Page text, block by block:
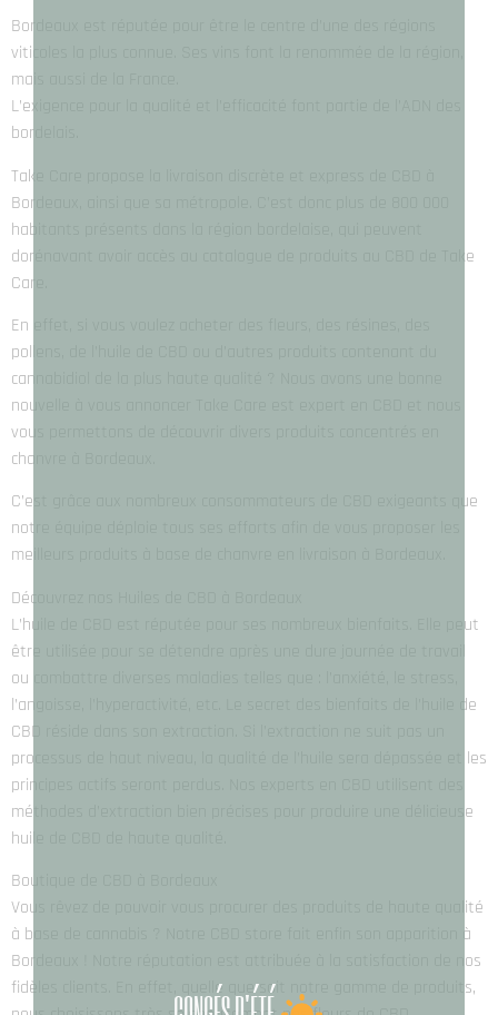
Bordeaux est réputée pour être le centre d’une des régions
viticoles la plus connue. Ses vins font la renommée de la région,
mais aussi de la France.
L’exigence pour la qualité et l’efficacité font partie de l’ADN des
bordelais.
Take Care propose la livraison discrète et express de CBD à
Bordeaux, ainsi que sa métropole. C’est donc plus de 800 000
habitants présents dans la région bordelaise, qui peuvent
dorénavant avoir accès au catalogue de produits au CBD de Take
Care.
En effet, si vous voulez acheter des fleurs, des résines, des
pollens, de l’huile de CBD ou d’autres produits contenant du
cannabidiol de la plus haute qualité ? Nous avons une bonne
nouvelle à vous annoncer Take Care est expert en CBD et nous
vous permettons de découvrir divers produits concentrés en
chanvre à Bordeaux.
C’est grâce aux nombreux consommateurs de CBD exigeants que
notre équipe déploie tous ses efforts afin de vous proposer les
meilleurs produits à base de chanvre en livraison à Bordeaux.
Découvrez nos Huiles de CBD à Bordeaux
L’huile de CBD est réputée pour ses nombreux bienfaits. Elle peut
être utilisée pour se détendre après une dure journée de travail
ou combattre diverses maladies telles que : l’anxiété, le stress,
l’angoisse, l’hyperactivité, etc. Le secret des bienfaits de l’huile de
CBD réside dans son extraction. Si l’extraction ne suit pas un
processus de haut niveau, la qualité de l’huile sera dépassée et les
principes actifs seront perdus. Nos experts en CBD utilisent des
méthodes d’extraction bien précises pour produire une délicieuse
huile de CBD de haute qualité.
Boutique de CBD à Bordeaux
Vous rêvez de pouvoir vous procurer des produits de haute qualité
à base de cannabis ? Notre CBD store fait enfin son apparition à
Bordeaux ! Notre réputation est attribuée à la satisfaction de nos
fidèles clients. En effet, quelle que soit notre gamme de produits,